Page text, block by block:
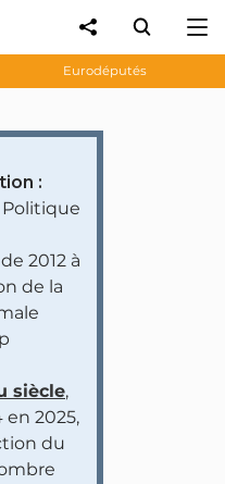
Eurodéputés
:
2012 à
de la
siècle,
en 2025,
du